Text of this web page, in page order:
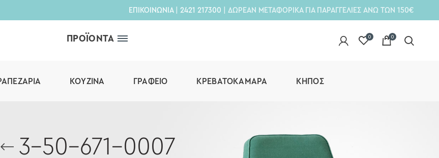
ΕΠΙΚΟΙΝΩΝΙΑ| 2421 217300 | ΔΩΡΕΑΝ ΜΕΤΑΦΟΡΙΚΑ ΓΙΑ ΠΑΡΑΓΓΕΛΙΕΣ ΑΝΩ ΤΩΝ 150€
ΠΡΟΪΟΝΤΑ 0 0
ΚΟΥΖΊΝΑ ΓΡΑΦΕΊΟ ΚΡΕΒΑΤΟΚΆΜΑΡΑ ΚΉΠΟΣ
3-50-671-0007